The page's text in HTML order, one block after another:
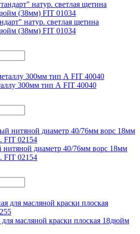
натур. светлая щетина
(38мм) FIT 01034
300мм тип А FIT 40040
диаметр 40/76мм ворс 18мм
FIT 02154
для масляной краски плоская 18дюйм